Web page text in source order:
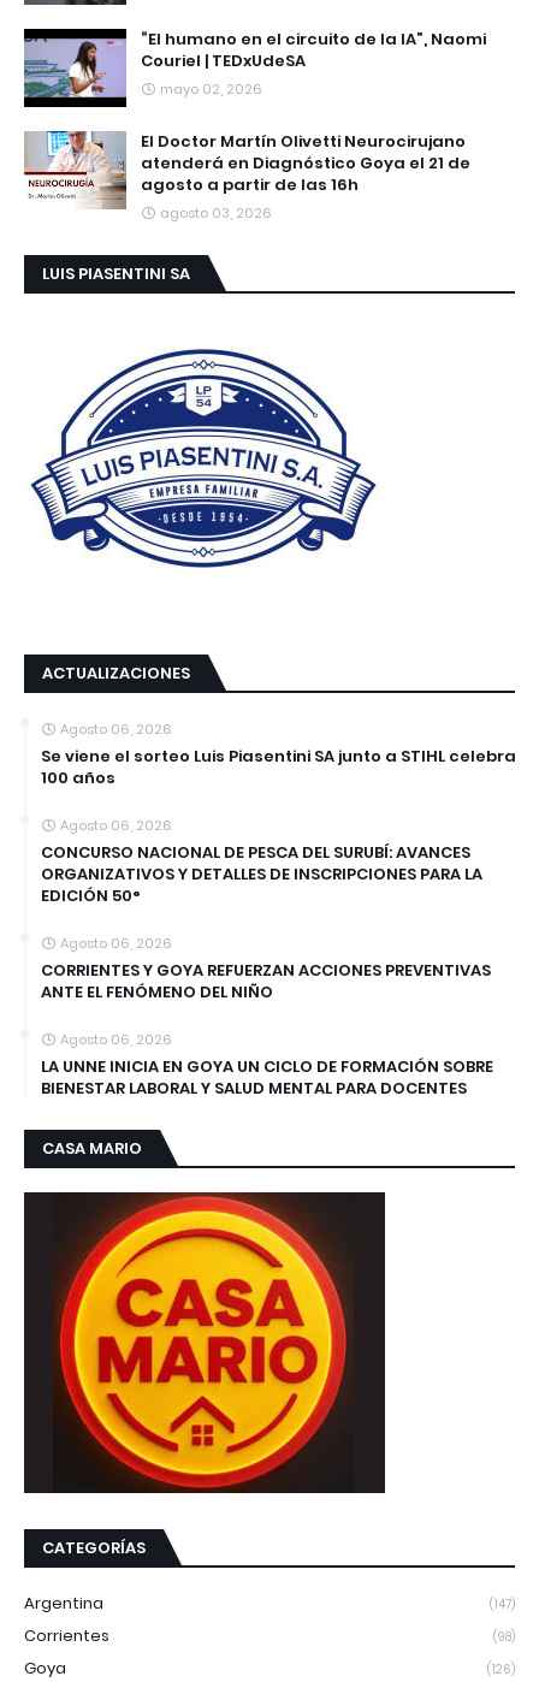
“El humano en el circuito de la IA”, Naomi
Couriel | TEDxUdeSA
mayo 02, 2026
El Doctor Martín Olivetti Neurocirujano
atenderá en Diagnóstico Goya el 21 de
agosto a partir de las 16h
agosto 03, 2026
LUIS PIASENTINI SA
ACTUALIZACIONES
Agosto 06, 2026
Se viene el sorteo Luis Piasentini SA junto a STIHL celebra
100 años
Agosto 06, 2026
CONCURSO NACIONAL DE PESCA DEL SURUBÍ: AVANCES
ORGANIZATIVOS Y DETALLES DE INSCRIPCIONES PARA LA
EDICIÓN 50°
Agosto 06, 2026
CORRIENTES Y GOYA REFUERZAN ACCIONES PREVENTIVAS
ANTE EL FENÓMENO DEL NIÑO
Agosto 06, 2026
LA UNNE INICIA EN GOYA UN CICLO DE FORMACIÓN SOBRE
BIENESTAR LABORAL Y SALUD MENTAL PARA DOCENTES
CASA MARIO
CATEGORÍAS
Argentina (147)
Corrientes (98)
Goya (126)